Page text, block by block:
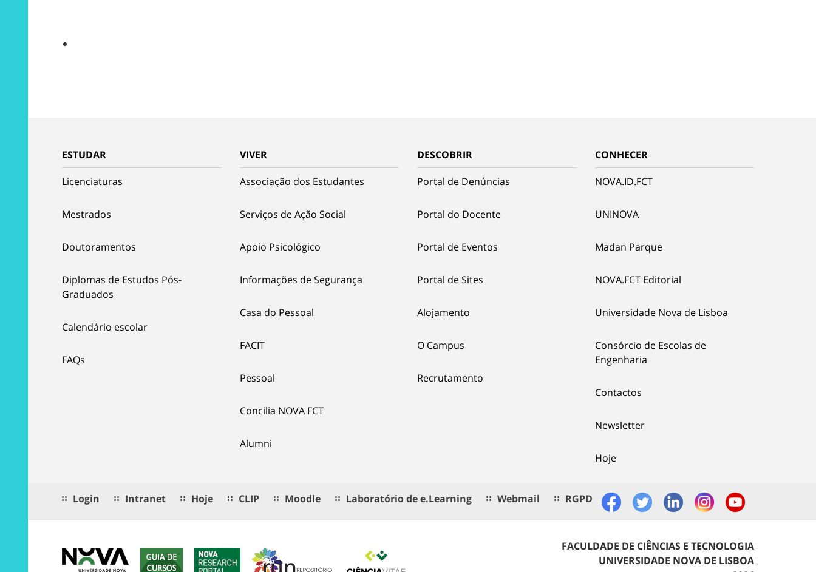
ESTUDAR
Licenciaturas
Mestrados
Doutoramentos
Diplomas de Estudos Pós-
Graduados
Calendário escolar
FAQs
VIVER
Associação dos Estudantes
Serviços de Ação Social
Apoio Psicológico
Informações de Segurança
Casa do Pessoal
FACIT
Pessoal
Concilia NOVA FCT
Alumni
DESCOBRIR
Portal de Denúncias
Portal do Docente
Portal de Eventos
Portal de Sites
Alojamento
O Campus
Recrutamento
CONHECER
NOVA.ID.FCT
UNINOVA
Madan Parque
NOVA.FCT Editorial
Universidade Nova de Lisboa
Consórcio de Escolas de
Engenharia
Contactos
Newsletter
Hoje
Login Intranet Hoje CLIP Moodle Laboratório de e.Learning Webmail RGPD
FACULDADE DE CIÊNCIAS E TECNOLOGIA
UNIVERSIDADE NOVA DE LISBOA